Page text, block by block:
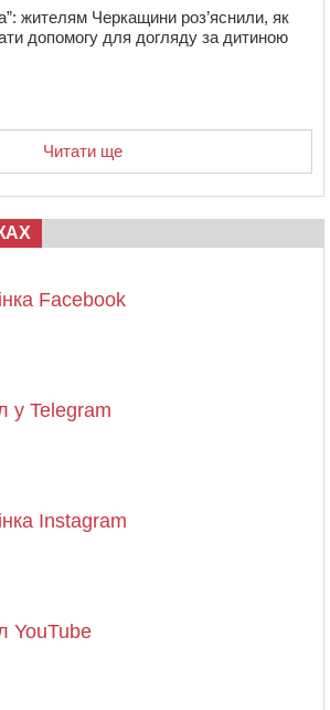
жителям Черкащини роз’яснили, як
допомогу для догляду за дитиною
Читати ще
Facebook
у Telegram
Instagram
YouTube